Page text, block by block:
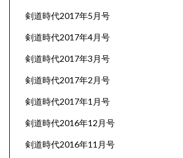
剣道時代2017年5月号
剣道時代2017年4月号
剣道時代2017年3月号
剣道時代2017年2月号
剣道時代2017年1月号
剣道時代2016年12月号
剣道時代2016年11月号